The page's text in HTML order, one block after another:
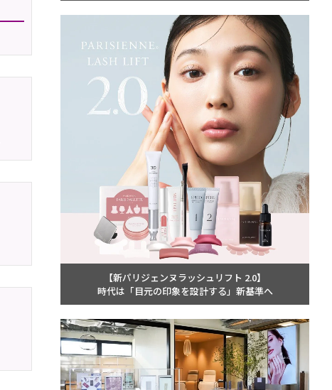
【新パリジェンヌラッシュリフト 2.0】
時代は「目元の印象を設計する」新基準へ